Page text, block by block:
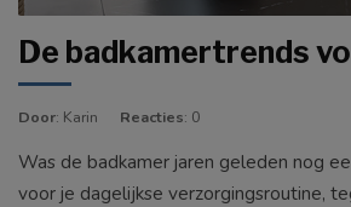
De badkamertrends
Door: Karin Reacties: 0
Was de badkamer jaren geleden nog
voor je dagelijkse verzorgingsroutine,